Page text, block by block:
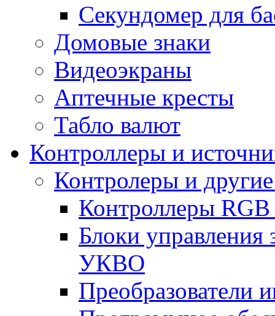
Секундомер для
Домовые знаки
Видеоэкраны
Аптечные кресты
Табло валют
Контроллеры и
Контролеры и
Контроллеры
Блоки
УКВО
Преобразователи